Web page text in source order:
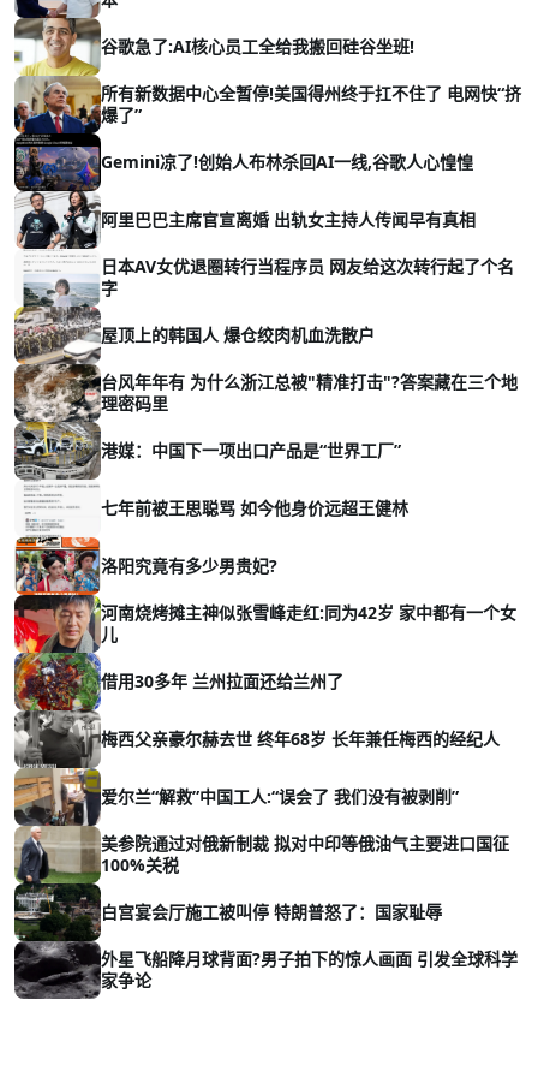
谷歌急了:AI核心员工全给我搬回硅谷坐班!
所有新数据中心全暂停!美国得州终于扛不住了 电网快“挤
爆了”
Gemini凉了!创始人布林杀回AI一线,谷歌人心惶惶
阿里巴巴主席官宣离婚 出轨女主持人传闻早有真相
日本AV女优退圈转行当程序员 网友给这次转行起了个名
字
屋顶上的韩国人 爆仓绞肉机血洗散户
台风年年有 为什么浙江总被"精准打击"?答案藏在三个地
理密码里
港媒：中国下一项出口产品是“世界工厂”
七年前被王思聪骂 如今他身价远超王健林
洛阳究竟有多少男贵妃?
河南烧烤摊主神似张雪峰走红:同为42岁 家中都有一个女
儿
借用30多年 兰州拉面还给兰州了
梅西父亲豪尔赫去世 终年68岁 长年兼任梅西的经纪人
爱尔兰“解救”中国工人:“误会了 我们没有被剥削”
美参院通过对俄新制裁 拟对中印等俄油气主要进口国征
100%关税
白宫宴会厅施工被叫停 特朗普怒了：国家耻辱
外星飞船降月球背面?男子拍下的惊人画面 引发全球科学
家争论